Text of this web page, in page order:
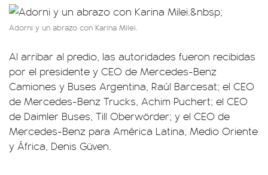
Adorni y un abrazo con Karina Milei.
Al arribar al predio, las autoridades fueron recibidas
por el presidente y CEO de Mercedes-Benz
Camiones y Buses Argentina, Raúl Barcesat; el CEO
de Mercedes-Benz Trucks, Achim Puchert; el CEO
de Daimler Buses, Till Oberwörder; y el CEO de
Mercedes-Benz para América Latina, Medio Oriente
y África, Denis Güven.